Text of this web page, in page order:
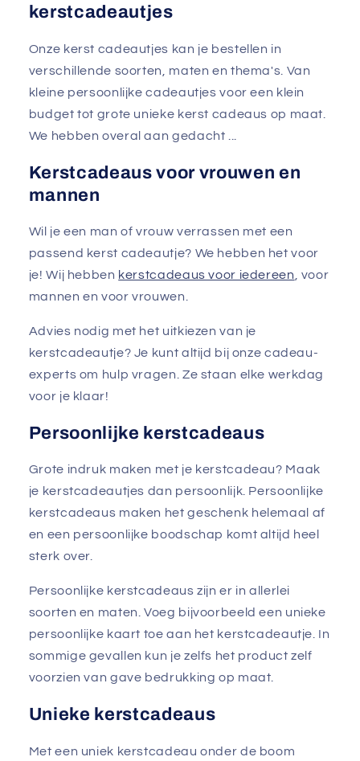
kerstcadeautjes
Onze kerst cadeautjes kan je bestellen in
verschillende soorten, maten en thema's. Van
kleine persoonlijke cadeautjes voor een klein
budget tot grote unieke kerst cadeaus op maat.
We hebben overal aan gedacht ...
Kerstcadeaus voor vrouwen en
mannen
Wil je een man of vrouw verrassen met een
passend kerst cadeautje? We hebben het voor
je! Wij hebben kerstcadeaus voor iedereen, voor
mannen en voor vrouwen.
Advies nodig met het uitkiezen van je
kerstcadeautje? Je kunt altijd bij onze cadeau-
experts om hulp vragen. Ze staan elke werkdag
voor je klaar!
Persoonlijke kerstcadeaus
Grote indruk maken met je kerstcadeau? Maak
je kerstcadeautjes dan persoonlijk. Persoonlijke
kerstcadeaus maken het geschenk helemaal af
en een persoonlijke boodschap komt altijd heel
sterk over.
Persoonlijke kerstcadeaus zijn er in allerlei
soorten en maten. Voeg bijvoorbeeld een unieke
persoonlijke kaart toe aan het kerstcadeautje. In
sommige gevallen kun je zelfs het product zelf
voorzien van gave bedrukking op maat.
Unieke kerstcadeaus
Met een uniek kerstcadeau onder de boom